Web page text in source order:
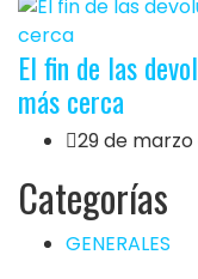
El fin de las
más cerca
29 de
Categorías
GENERALES